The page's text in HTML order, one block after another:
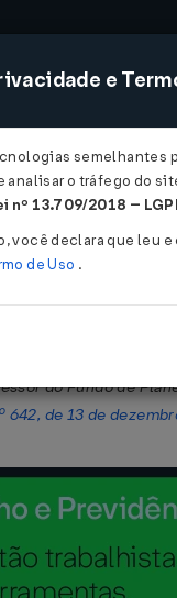
da Lei
do Fundo de
642, de 13 de
e
semelhantes
o tráfego do
nº 13.709/2018 –
você declara que leu
de Uso .